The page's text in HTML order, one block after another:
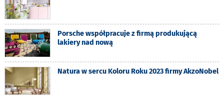
Porsche współpracuje z firmą produkującą
lakiery nad nową
Natura w sercu Koloru Roku 2023 firmy AkzoNobel